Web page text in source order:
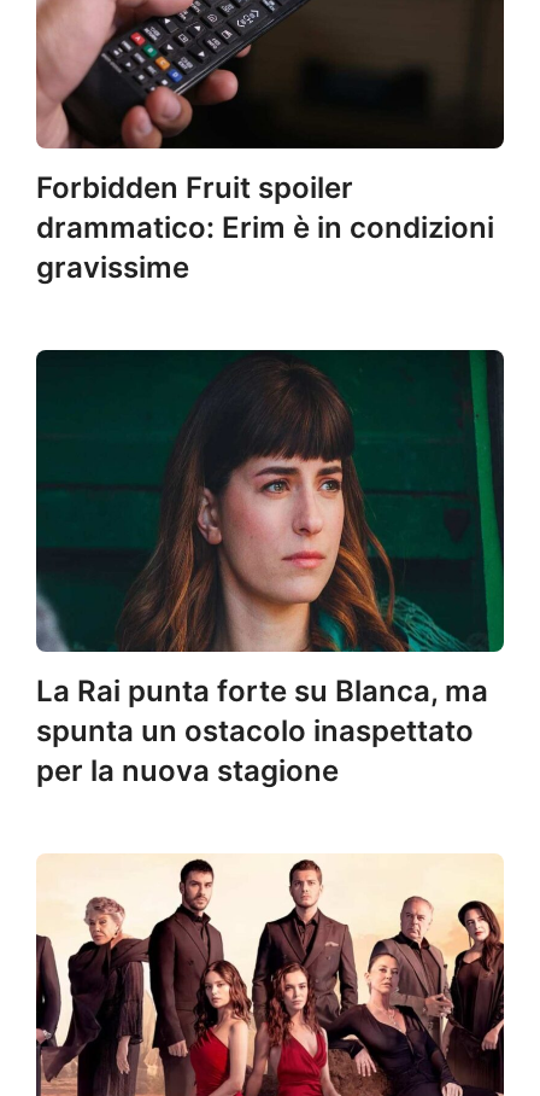
Forbidden Fruit spoiler
drammatico: Erim è in condizioni
gravissime
La Rai punta forte su Blanca, ma
spunta un ostacolo inaspettato
per la nuova stagione